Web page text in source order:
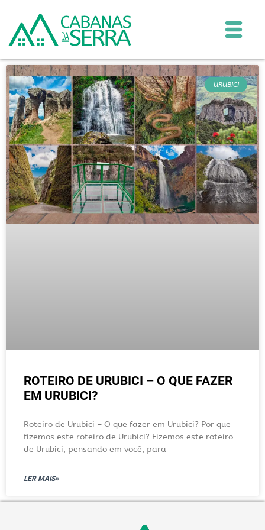
URUBICI
ROTEIRO DE URUBICI – O QUE FAZER
EM URUBICI?
Roteiro de Urubici – O que fazer em Urubici? Por que
fizemos este roteiro de Urubici? Fizemos este roteiro
de Urubici, pensando em você, para
LER MAIS»